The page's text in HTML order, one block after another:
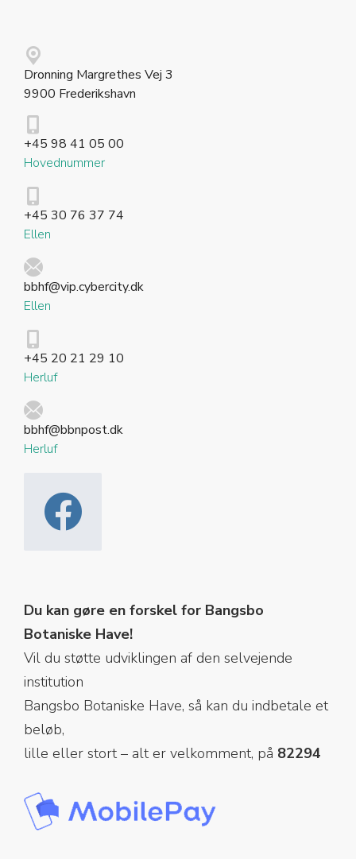
Dronning Margrethes Vej 3
9900 Frederikshavn
+45 98 41 05 00
Hovednummer
+45 30 76 37 74
Ellen
bbhf@vip.cybercity.dk
Ellen
+45 20 21 29 10
Herluf
bbhf@bbnpost.dk
Herluf
Du kan gøre en forskel for Bangsbo
Botaniske Have!
Vil du støtte udviklingen af den selvejende
institution
Bangsbo Botaniske Have, så kan du indbetale et
beløb,
lille eller stort – alt er velkomment, på 82294